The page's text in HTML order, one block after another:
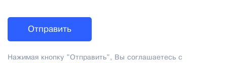
Нажимая кнопку "Отправить", Вы соглашаетесь с